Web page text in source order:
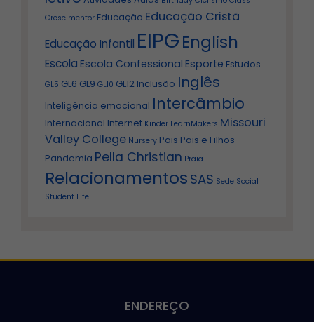
Crescimentor Educação Educação Cristã
Educação Infantil EIPGEnglish
Escola Escola Confessional Esporte Estudos
GL5 GL6 GL9 GL10 GL12 Inclusão Inglês
Inteligência emocional Intercâmbio
Internacional Internet Kinder LearnMakers Missouri
Valley College Nursery Pais Pais e Filhos
Pandemia Pella Christian Praia
Relacionamentos SAS Sede Social
Student Life
ENDEREÇO